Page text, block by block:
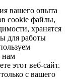
вашего опыта
cookie файлы,
хранятся
для работы
нам
этот веб-сайт.
с вашего